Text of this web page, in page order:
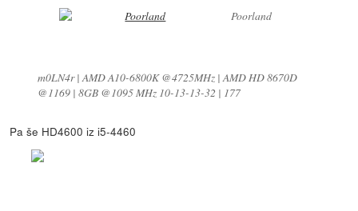
Poorland
m0LN4r | AMD A10-6800K @4725MHz | AMD HD 8670D
@1169 | 8GB @1095 MHz 10-13-13-32 | 177
Pa še HD4600 iz i5-4460